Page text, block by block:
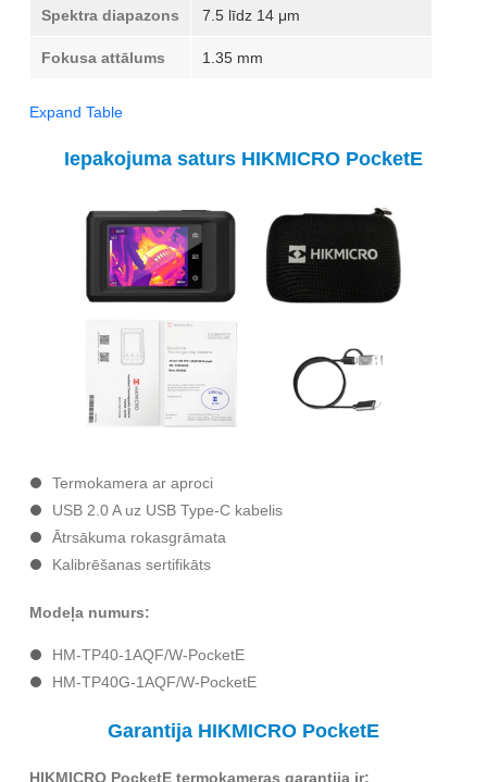
Spektra diapazons 7.5 līdz 14 μm
Fokusa attālums 1.35 mm
Expand Table
Iepakojuma saturs HIKMICRO PocketE
Termokamera ar aproci
USB 2.0 A uz USB Type-C kabelis
Ātrsākuma rokasgrāmata
Kalibrēšanas sertifikāts
Modeļa numurs:
HM-TP40-1AQF/W-PocketE
HM-TP40G-1AQF/W-PocketE
Garantija HIKMICRO PocketE
HIKMICRO PocketE termokameras garantija ir: